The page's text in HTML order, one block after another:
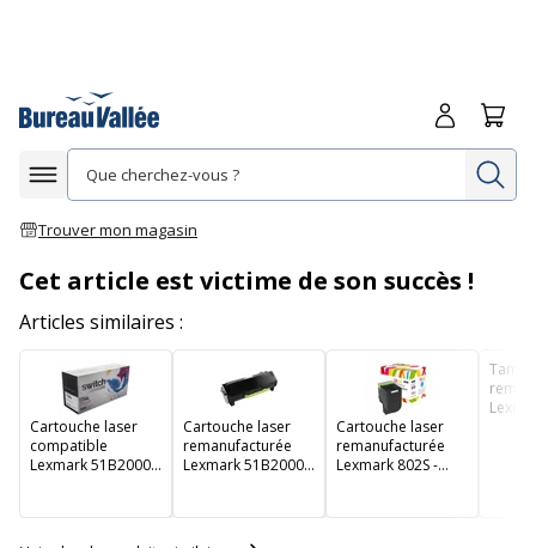
Afficher la navigation
Trouver mon magasin
Me
Cet article est victime de son succès !
Articles similaires :
Cartouche laser
compatible
Lexmark 51B2000 -
Cartouche laser
remanufacturée
Lexmark 51B2000 -
Cartouche laser
remanufacturée
Lexmark 802S -